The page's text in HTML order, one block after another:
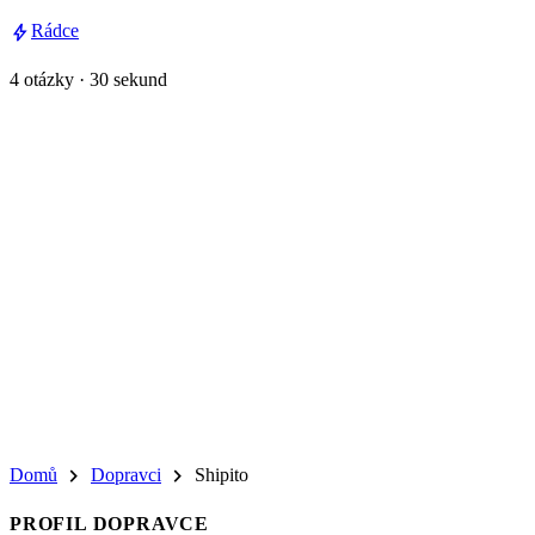
boltRádce
4 otázky · 30 sekund
Domů chevron_right Dopravci chevron_right Shipito
PROFIL DOPRAVCE